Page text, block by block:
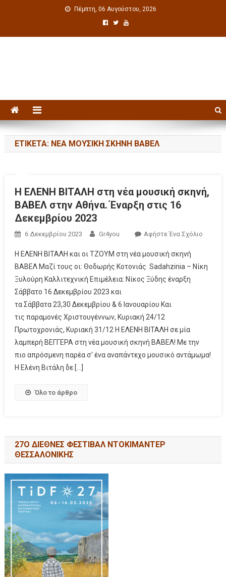
Πέμπτη, 06 Αυγούστου, 2026
ΕΤΙΚΈΤΑ: ΝΈΑ ΜΟΥΣΙΚΉ ΣΚΗΝΉ ΒΑΒΕΛ
Η ΕΛΕΝΗ ΒΙΤΑΛΗ στη νέα μουσική σκηνή,
ΒΑΒΕΛ στην Αθήνα. Έναρξη στις 16
Δεκεμβρίου 2023
6 Δεκεμβρίου 2023 Gr4you Αφήστε Ένα Σχόλιο
Η ΕΛΕΝΗ ΒΙΤΑΛΗ και οι ΤΖΟΥΜ στη νέα μουσική σκηνή
ΒΑΒΕΛ Μαζί τους οι: Θοδωρής Κοτονιάς Sadahzinia – Νίκη
Ξυλούρη Καλλιτεχνική Επιμέλεια: Νίκος Ξύδης έναρξη
Σάββατο 16 Δεκεμβρίου 2023 και
τα Σάββατα 23,30 Δεκεμβρίου & 6 Ιανουαρίου Και
τις παραμονές Χριστουγέννων, Κυριακή 24/12
Πρωτοχρονιάς, Κυριακή 31/12 Η ΕΛΕΝΗ ΒΙΤΑΛΗ σε μία
λαμπερή ΒΕΓΓΕΡΑ στη νέα μουσική σκηνή ΒΑΒΕΛ! Με την
πιο απρόσμενη παρέα σ’ ένα αναπάντεχο μουσικό αντάμωμα!
Η Ελένη Βιτάλη δε […]
Όλο το άρθρο
27Ο ΔΙΕΘΝΕΣ ΦΕΣΤΙΒΑΛ ΝΤΟΚΙΜΑΝΤΕΡ
ΘΕΣΣΑΛΟΝΙΚΗΣ